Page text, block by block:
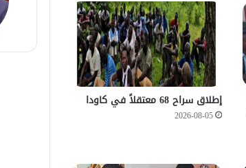
إطلاق سراح 68 معتقلاً في كاودا
2026-08-05